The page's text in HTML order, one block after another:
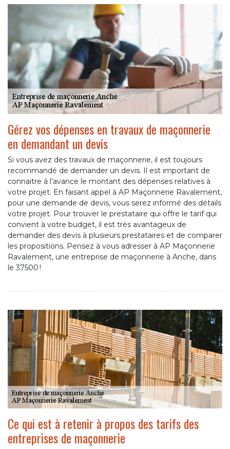
Gérez vos dépenses en travaux de maçonnerie
en demandant un devis
Si vous avez des travaux de maçonnerie, il est toujours
recommandé de demander un devis. Il est important de
connaitre à l’avance le montant des dépenses relatives à
votre projet. En faisant appel à AP Maçonnerie Ravalement,
pour une demande de devis, vous serez informé des détails
votre projet. Pour trouver le prestataire qui offre le tarif qui
convient à votre budget, il est très avantageux de
demander des devis à plusieurs prestataires et de comparer
les propositions. Pensez à vous adresser à AP Maçonnerie
Ravalement, une entreprise de maçonnerie à Anche, dans
le 37500 !
Ce qui est à retenir à propos des tarifs des
entreprises de maçonnerie